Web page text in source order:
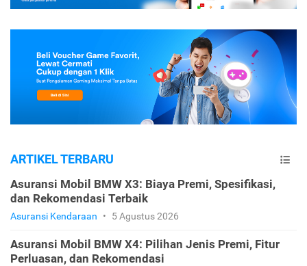
ARTIKEL TERBARU
Asuransi Mobil BMW X3: Biaya Premi, Spesifikasi,
dan Rekomendasi Terbaik
Asuransi Kendaraan • 5 Agustus 2026
Asuransi Mobil BMW X4: Pilihan Jenis Premi, Fitur
Perluasan, dan Rekomendasi